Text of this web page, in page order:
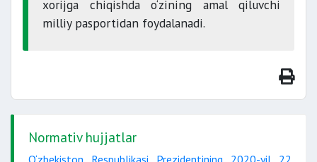
xorijga chiqishda o‘zining amal qiluvchi
milliy pasportidan foydalanadi.
Normativ hujjatlar
O‘zbekiston Respublikasi Prezidentining 2020-yil 22